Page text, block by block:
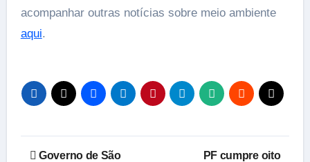
acompanhar outras notícias sobre meio ambiente
aqui.
Navegação
Governo de São
PF cumpre oito